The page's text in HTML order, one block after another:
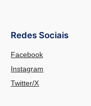
Redes Sociais
Facebook
Instagram
Twitter/X